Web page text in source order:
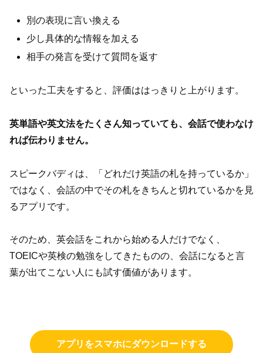
別の表現に言い換える
少し具体的な情報を加える
相手の発言を受けて質問を返す
といった工夫をすると、評価ははっきりと上がります。
英単語や英文法をたくさん知っていても、会話で使わなけ
れば伝わりません。
スピークバディは、「どれだけ英語の札を持っているか」
ではなく、会話の中でその札をきちんと切れているかを見
るアプリです。
そのため、英会話をこれから始める人だけでなく、
TOEICや英検の勉強をしてきたものの、会話になると言
葉が出てこない人にも試す価値があります。
アプリをスマホにダウンロードする